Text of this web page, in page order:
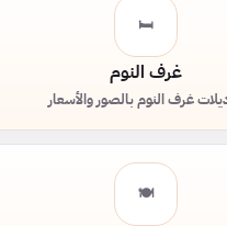
🛏️
غرف النوم
غرف النوم بالصور والأسعار
🍽️